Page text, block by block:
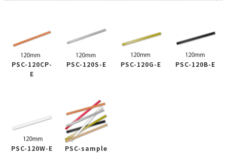
PSC-120CP-
E
PSC-120S-E PSC-120G-E PSC-120B-E
PSC-120W-E PSC-sample